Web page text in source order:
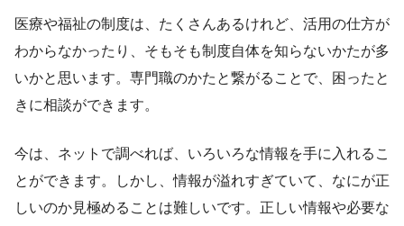
医療や福祉の制度は、たくさんあるけれど、活用の仕方が
わからなかったり、そもそも制度自体を知らないかたが多
いかと思います。専門職のかたと繋がることで、困ったと
きに相談ができます。
今は、ネットで調べれば、いろいろな情報を手に入れるこ
とができます。しかし、情報が溢れすぎていて、なにが正
しいのか見極めることは難しいです。正しい情報や必要な